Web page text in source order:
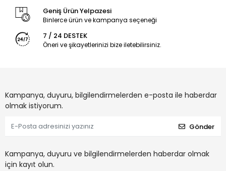
Geniş Ürün Yelpazesi
Binlerce ürün ve kampanya seçeneği
7 / 24 DESTEK
Öneri ve şikayetlerinizi bize iletebilirsiniz.
Kampanya, duyuru, bilgilendirmelerden e-posta ile haberdar
olmak istiyorum.
Gönder
Kampanya, duyuru ve bilgilendirmelerden haberdar olmak
için kayıt olun.